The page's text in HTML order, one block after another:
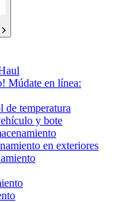
Múdate en línea:
de temperatura
y bote
en exteriores